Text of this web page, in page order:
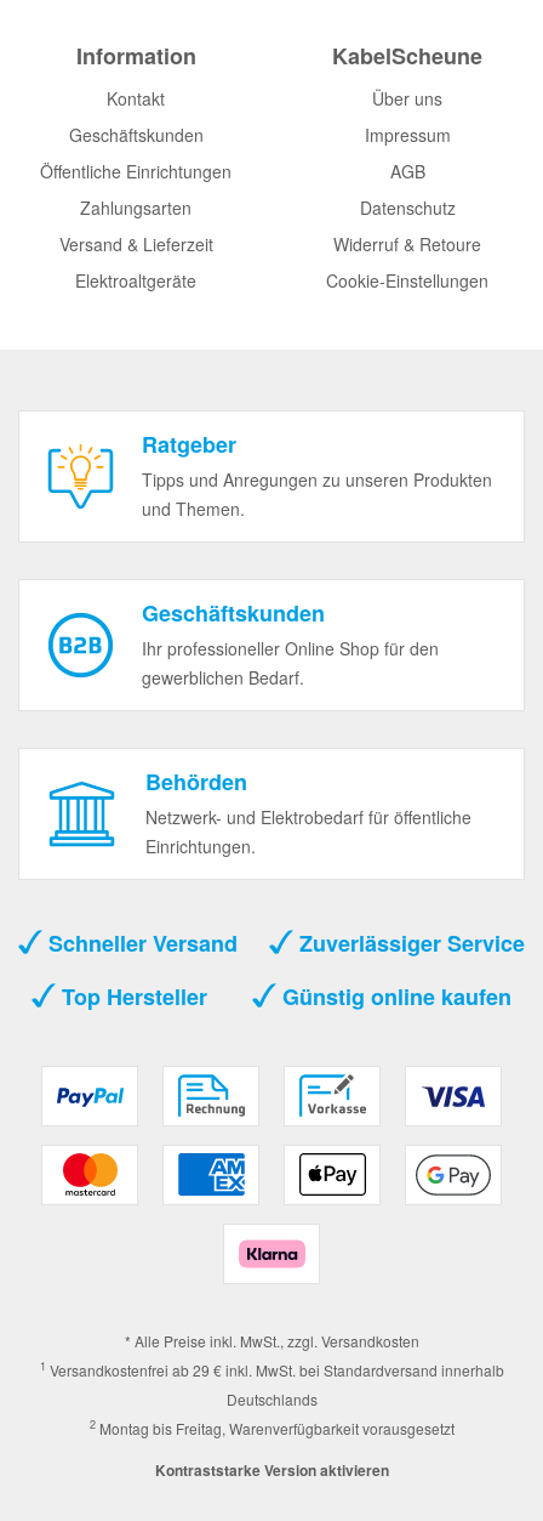
Information
Kontakt
Geschäftskunden
Öffentliche Einrichtungen
Zahlungsarten
Versand & Lieferzeit
Elektroaltgeräte
KabelScheune
Über uns
Impressum
AGB
Datenschutz
Widerruf & Retoure
Cookie-Einstellungen
Ratgeber
Tipps und Anregungen zu unseren Produkten
und Themen.
Geschäftskunden
Ihr professioneller Online Shop für den
gewerblichen Bedarf.
Behörden
Netzwerk- und Elektrobedarf für öffentliche
Einrichtungen.
Schneller Versand
Zuverlässiger Service
Top Hersteller
Günstig online kaufen
* Alle Preise inkl. MwSt., zzgl. Versandkosten
1 Versandkostenfrei ab 29 € inkl. MwSt. bei Standardversand innerhalb
Deutschlands
2Montag bis Freitag, Warenverfügbarkeit vorausgesetzt
Kontraststarke Version aktivieren